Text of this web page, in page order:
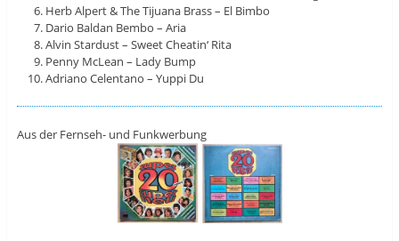
Herb Alpert & The Tijuana Brass – El Bimbo
Dario Baldan Bembo – Aria
Alvin Stardust – Sweet Cheatin‘ Rita
Penny McLean – Lady Bump
Adriano Celentano – Yuppi Du
Aus der Fernseh- und Funkwerbung